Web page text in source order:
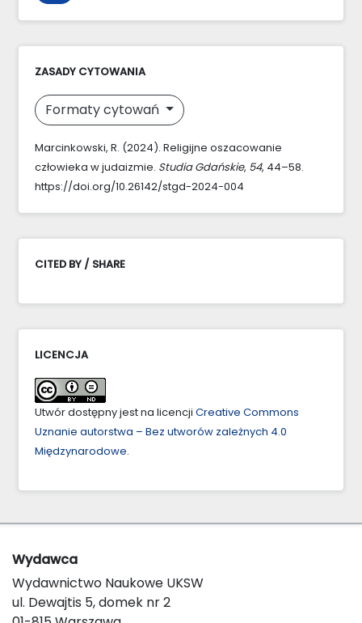
ZASADY CYTOWANIA
Formaty cytowań
Marcinkowski, R. (2024). Religijne oszacowanie
człowieka w judaizmie. Studia Gdańskie, 54, 44–58.
https://doi.org/10.26142/stgd-2024-004
CITED BY / SHARE
LICENCJA
Utwór dostępny jest na licencji Creative Commons
Uznanie autorstwa – Bez utworów zależnych 4.0
Międzynarodowe.
Wydawca
Wydawnictwo Naukowe UKSW
ul. Dewajtis 5, domek nr 2